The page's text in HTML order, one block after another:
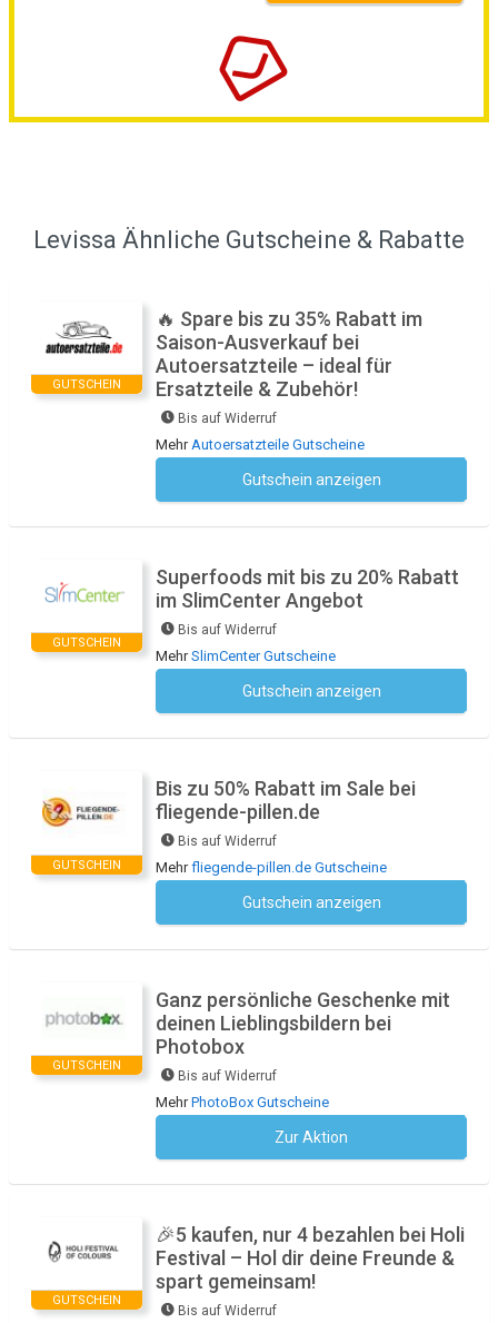
Levissa Ähnliche Gutscheine & Rabatte
GUTSCHEIN
🔥 Spare bis zu 35% Rabatt im
Saison-Ausverkauf bei
Autoersatzteile – ideal für
Ersatzteile & Zubehör!
Bis auf Widerruf
MehrAutoersatzteile Gutscheine
Gutschein anzeigen
GUTSCHEIN
Superfoods mit bis zu 20% Rabatt
im SlimCenter Angebot
Bis auf Widerruf
MehrSlimCenter Gutscheine
Gutschein anzeigen
GUTSCHEIN
Bis zu 50% Rabatt im Sale bei
fliegende-pillen.de
Bis auf Widerruf
Mehrfliegende-pillen.de Gutscheine
Gutschein anzeigen
GUTSCHEIN
Ganz persönliche Geschenke mit
deinen Lieblingsbildern bei
Photobox
Bis auf Widerruf
MehrPhotoBox Gutscheine
Zur Aktion
GUTSCHEIN
🎉5 kaufen, nur 4 bezahlen bei Holi
Festival – Hol dir deine Freunde &
spart gemeinsam!
Bis auf Widerruf